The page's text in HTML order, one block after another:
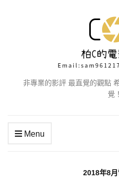
非專業的影評 最直覺的觀點
覺！
Menu
2018年8